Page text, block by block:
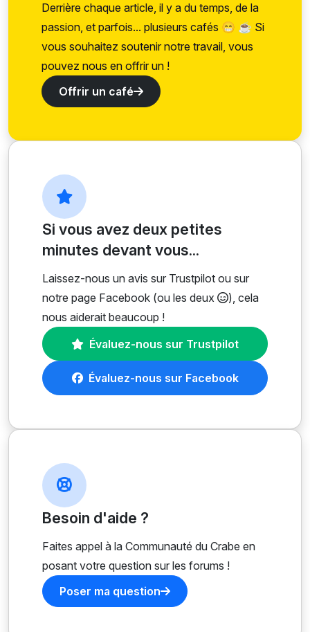
Derrière chaque article, il y a du temps, de la
passion, et parfois... plusieurs cafés 😁 ☕ Si
vous souhaitez soutenir notre travail, vous
pouvez nous en offrir un !
Offrir un café
Si vous avez deux petites
minutes devant vous...
Laissez-nous un avis sur Trustpilot ou sur
notre page Facebook (ou les deux
), cela
nous aiderait beaucoup !
Évaluez-nous sur Trustpilot
Évaluez-nous sur Facebook
Besoin d'aide ?
Faites appel à la Communauté du Crabe en
posant votre question sur les forums !
Poser ma question